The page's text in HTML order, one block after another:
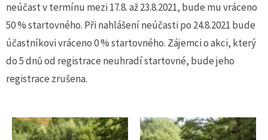
neúčast v termínu mezi 17.8. až 23.8.2021, bude mu vráceno
50 % startovného. Při nahlášení neúčasti po 24.8.2021 bude
účastníkovi vráceno 0 % startovného. Zájemci o akci, který
do 5 dnů od registrace neuhradí startovné, bude jeho
registrace zrušena.